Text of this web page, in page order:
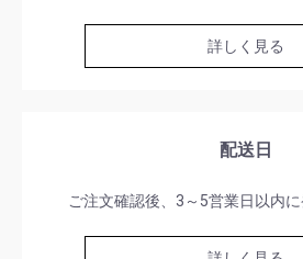
詳しく見る
配送日
ご注文確認後、3～5営業日以内に